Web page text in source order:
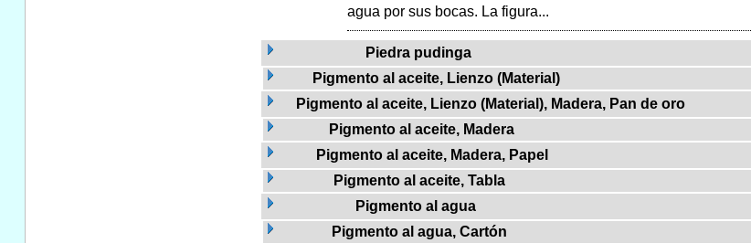
agua por sus bocas. La figura...
Piedra pudinga
Pigmento al aceite, Lienzo (Material)
Pigmento al aceite, Lienzo (Material), Madera, Pan de oro
Pigmento al aceite, Madera
Pigmento al aceite, Madera, Papel
Pigmento al aceite, Tabla
Pigmento al agua
Pigmento al agua, Cartón